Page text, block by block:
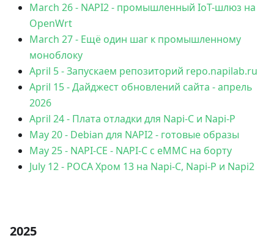
March 26- NAPI2 - промышленный IoT-шлюз на
OpenWrt
March 27- Ещё один шаг к промышленному
моноблоку
April 5-Запускаем репозиторий repo.napilab.ru
April 15-Дайджест обновлений сайта - апрель
2026
April 24- Плата отладки для Napi-C и Napi-P
May 20- Debian для NAPI2 - готовые образы
May 25- NAPI-CE - NAPI-C с eMMC на борту
July 12- РОСА Хром 13 на Napi-C, Napi-P и Napi2
2025